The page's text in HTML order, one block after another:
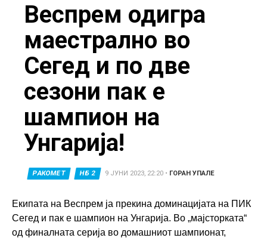
here
Веспрем одигра
маестрално во
Сегед и по две
сезони пак е
шампион на
Унгарија!
РАКОМЕТ НБ 2 9 ЈУНИ 2023, 22:20 • ГОРАН УПАЛЕ
Екипата на Веспрем ја прекина доминацијата на ПИК
Сегед и пак е шампион на Унгарија. Во „мајсторката“
од финалната серија во домашниот шампионат,